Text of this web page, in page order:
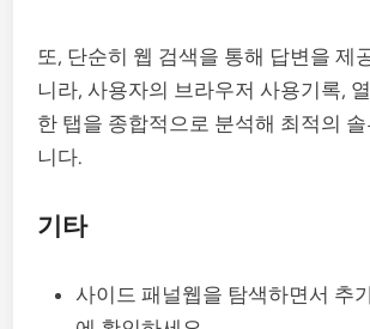
또, 단순히 웹 검색을 통해 답변을 제
니라, 사용자의 브라우저 사용기록,
한 탭을 종합적으로 분석해 최적의
니다.
기타
사이드 패널웹을 탐색하면서 추